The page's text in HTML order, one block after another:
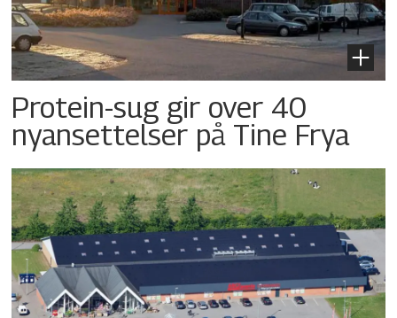
Protein-sug gir over 40
nyansettelser på Tine Frya